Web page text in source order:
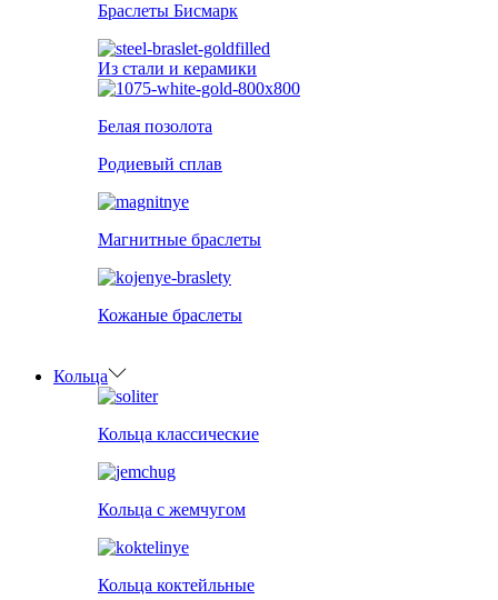
Браслеты Бисмарк
Из стали и керамики
Белая позолота
Родиевый сплав
Магнитные браслеты
Кожаные браслеты
Кольца
Кольца классические
Кольца с жемчугом
Кольца коктейльные